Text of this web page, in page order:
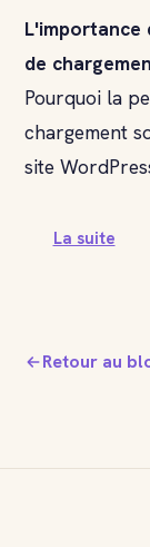
L'importance
de
Pourquoi la
chargement
site
La suite
Retour au